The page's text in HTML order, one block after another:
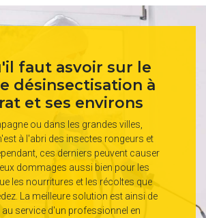
faut asvoir sur le
désinsectisation à
et ses environs
ou dans les grandes villes,
à l'abri des insectes rongeurs et
ces derniers peuvent causer
dommages aussi bien pour les
les nourritures et les récoltes que
La meilleure solution est ainsi de
service d'un professionnel en